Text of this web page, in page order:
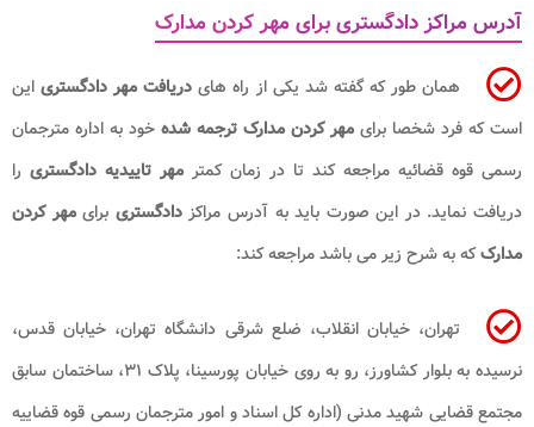
آدرس مراکز دادگستری برای مهر کردن مدارک
همان طور که گفته شد یکی از راه های دریافت مهر دادگستریاین
است که فرد شخصا برای مهر کردن مدارک ترجمه شده خود به اداره مترجمان
رسمی قوه قضائیه مراجعه کند تا در زمان کمتر مهر تاییدیه دادگستری را
دریافت نماید. در این صورت باید به آدرس مراکزدادگستری برایمهر کردن
مدارککه به شرح زیر می باشد مراجعه کند:
تهران، خیابان انقلاب، ضلع شرقی دانشگاه تهران، خیابان قدس،
نرسیده به بلوار کشاورز، رو به روی خیابان پورسینا، پلاک ۳۱، ساختمان سابق
مجتمع قضایی شهید مدنی (اداره کل اسناد و امور مترجمان رسمی قوه قضاییه